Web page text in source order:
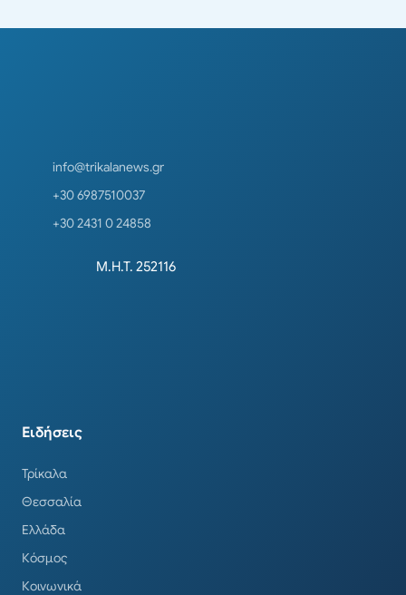
info@trikalanews.gr
+30 6987510037
+30 2431 0 24858
Μ.Η.Τ. 252116
Ειδήσεις
Τρίκαλα
Θεσσαλία
Ελλάδα
Κόσμος
Κοινωνικά